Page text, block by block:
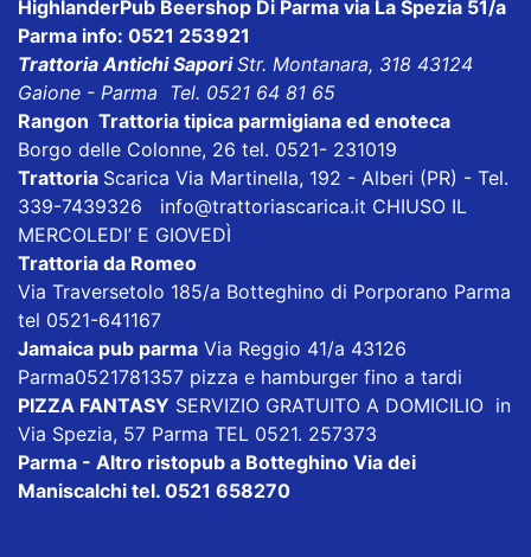
HighlanderPub Beershop Di Parma via La Spezia 51/a
Parma info: 0521 253921
Trattoria Antichi SaporiStr. Montanara, 318 43124
Gaione - Parma Tel. 0521 64 81 65
Rangon Trattoria tipica parmigiana ed enoteca
Borgo delle Colonne, 26 tel. 0521- 231019
Trattoria Scarica Via Martinella, 192 - Alberi (PR) - Tel.
339-7439326 info@trattoriascarica.it CHIUSO IL
MERCOLEDI’ E GIOVEDÌ
Trattoria da Romeo
Via Traversetolo 185/a Botteghino di Porporano Parma
tel 0521-641167
Jamaica pub parma Via Reggio 41/a 43126
Parma0521781357 pizza e hamburger fino a tardi
PIZZA FANTASY SERVIZIO GRATUITO A DOMICILIO in
Via Spezia, 57 Parma TEL 0521. 257373
Parma - Altro ristopub a Botteghino Via dei
Maniscalchi tel. 0521 658270